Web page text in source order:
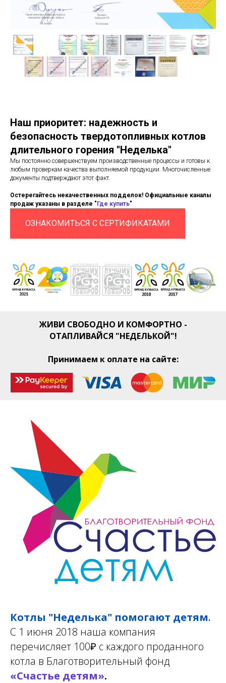
Наш приоритет: надежность и
безопасность твердотопливных котлов
длительного горения "Неделька"
Мы постоянно совершенствуем производственные процессы и готовы к
любым проверкам качества выполняемой продукции. Многочисленные
документы подтверждают этот факт.
Остерегайтесь некачественных подделок! Официальные каналы
продаж указаны в разделе " Где купить"
ОЗНАКОМИТЬСЯ С СЕРТИФИКАТАМИ
ЖИВИ СВОБОДНО И КОМФОРТНО -
ОТАПЛИВАЙСЯ "НЕДЕЛЬКОЙ"!
Принимаем к оплате на сайте:
Котлы "Неделька" помогают детям.
С 1 июня 2018 наша компания
перечисляет 100₽ с каждого проданного
котла в Благотворительный фонд
«Счастье детям».